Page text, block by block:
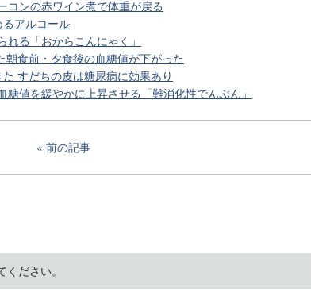
コンの赤ワイン煮で体重が戻る
アルコール
る「おからこんにゃく」
食前・夕食後の血糖値が下がった
すだちの皮は糖尿病に効果あり
値を緩やかに上昇させる「難消化性でんぷん」
前の記事
ください。